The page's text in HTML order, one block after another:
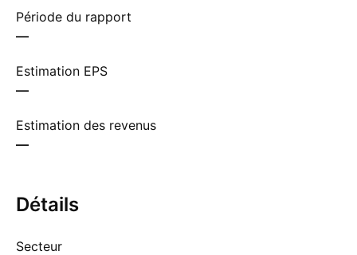
Période du rapport
—
Estimation EPS
—
Estimation des revenus
—
Détails
Secteur